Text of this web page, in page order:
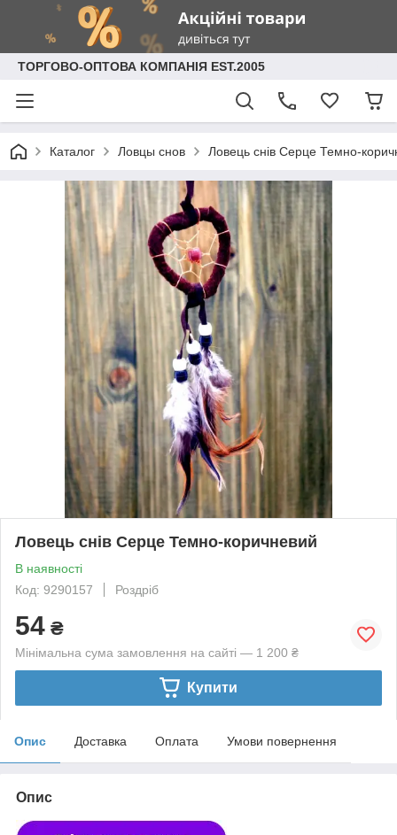
ТОРГОВО-ОПТОВА КОМПАНІЯ EST.2005
Каталог Ловцы снов Ловець снів Серце Темно-
Ловець снів Серце Темно-коричневий
В наявності
Код: 9290157
Роздріб
54 ₴
Мінімальна сума замовлення на сайті — 1 200 ₴
Купити
Опис Доставка Оплата Умови повернення
Опис